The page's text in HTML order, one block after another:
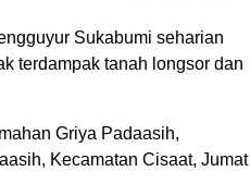
Sukabumi seharian
terdampak tanah longsor dan
Griya Padaasih,
Kecamatan Cisaat, Jumat